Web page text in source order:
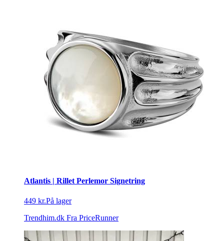
Atlantis | Rillet Perlemor Signetring
449 kr.På lager
Trendhim.dk Fra PriceRunner